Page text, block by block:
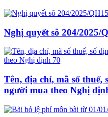
Nghị quyết sô 204/2025/
Tên, địa chỉ, mã số thuế,
người mua theo Nghị